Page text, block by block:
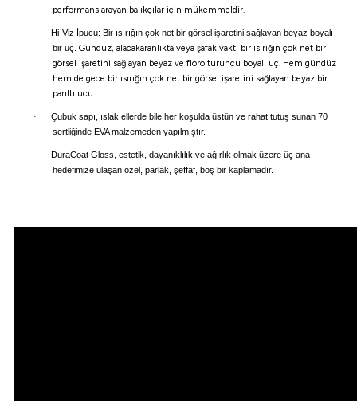
performans arayan balıkçılar için mükemmeldir.
·
Hi-Viz İpucu: Bir ısırığın çok net bir görsel işaretini sağlayan beyaz boyalı
bir uç. Gündüz, alacakaranlıkta veya şafak vakti bir ısırığın çok net bir
görsel işaretini sağlayan beyaz ve floro turuncu boyalı uç. Hem gündüz
hem de gece bir ısırığın çok net bir görsel işaretini sağlayan beyaz bir
parıltı ucu
·
Çubuk sapı, ıslak ellerde bile her koşulda üstün ve rahat tutuş sunan 70
sertliğinde EVA malzemeden yapılmıştır.
·
DuraCoat Gloss, estetik, dayanıklılık ve ağırlık olmak üzere üç ana
hedefimize ulaşan özel, parlak, şeffaf, boş bir kaplamadır.